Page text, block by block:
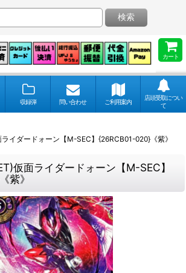
カート
検索
収録弾 問い合わせ ご利用案内
店頭受取につい
て
イダードォーン【M-SEC】{26RCB01-020}《紫》
仮面ライダードォーン【M-SEC】
紫》